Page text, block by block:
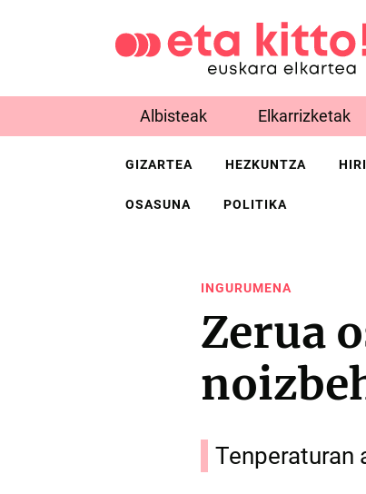
Albisteak Elkarrizketak
GIZARTEA HEZKUNTZA
OSASUNA POLITIKA
INGURUMENA
Zerua
Tenperaturan